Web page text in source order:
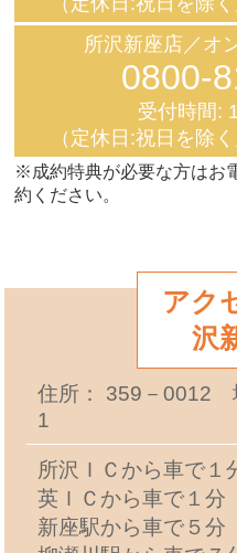
所沢新座店／オ
0800-
受付時間:
（定休日:祝日を除
※成約特典が必要な方はお
約ください。
アク
沢
住所： 359－0012
1
所沢ＩＣから車で１
英ＩＣから車で１分
新座駅から車で５分